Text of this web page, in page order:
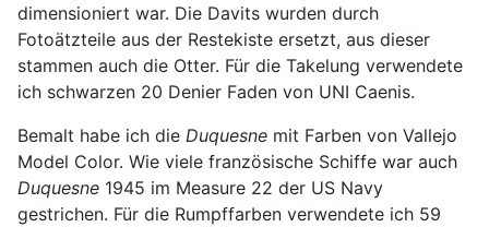
dimensioniert war. Die Davits wurden durch
Fotoätzteile aus der Restekiste ersetzt, aus dieser
stammen auch die Otter. Für die Takelung verwendete
ich schwarzen 20 Denier Faden von UNI Caenis.
Bemalt habe ich die Duquesne mit Farben von Vallejo
Model Color. Wie viele französische Schiffe war auch
Duquesne 1945 im Measure 22 der US Navy
gestrichen. Für die Rumpffarben verwendete ich 59